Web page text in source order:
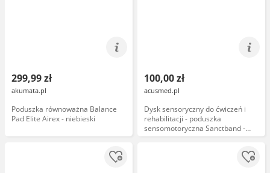
299,99 zł
akumata.pl
Poduszka równoważna Balance
Pad Elite Airex - niebieski
100,00 zł
acusmed.pl
Dysk sensoryczny do ćwiczeń i
rehabilitacji - poduszka
sensomotoryczna Sanctband -
limonkowy